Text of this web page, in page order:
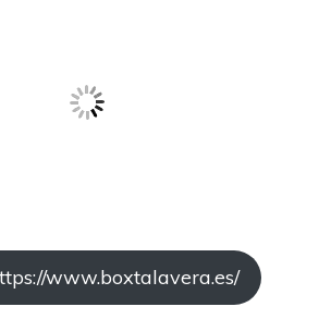
www.boxtalavera.es/